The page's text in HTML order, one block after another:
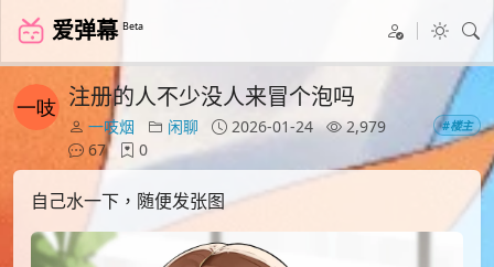
爱弹幕 Beta
注册的人不少没人来冒个泡吗
一吱烟 闲聊 2026-01-24
2,979
67
0
#楼主
自己水一下，随便发张图